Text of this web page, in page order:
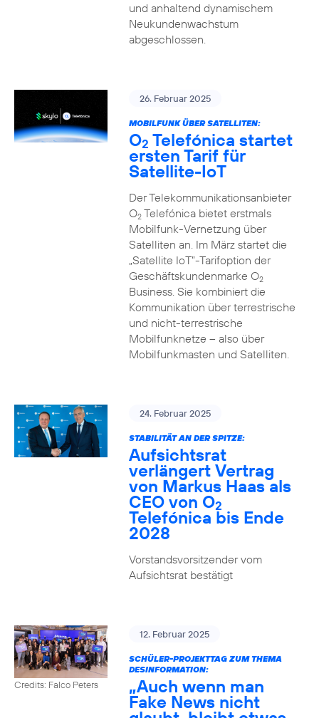
und anhaltend dynamischem
Neukundenwachstum
abgeschlossen.
26. Februar 2025
MOBILFUNK ÜBER SATELLITEN:
O2 Telefónica startet
ersten Tarif für
Satellite-IoT
Der Telekommunikationsanbieter
O2Telefónica bietet erstmals
Mobilfunk-Vernetzung über
Satelliten an. Im März startet die
„Satellite IoT”-Tarifoption der
Geschäftskundenmarke O2
Business. Sie kombiniert die
Kommunikation über terrestrische
und nicht-terrestrische
Mobilfunknetze – also über
Mobilfunkmasten und Satelliten.
24. Februar 2025
STABILITÄT AN DER SPITZE:
Aufsichtsrat
verlängert Vertrag
von Markus Haas als
CEO von O2
Telefónica bis Ende
2028
Vorstandsvorsitzender vom
Aufsichtsrat bestätigt
Credits: Falco Peters
12. Februar 2025
SCHÜLER-PROJEKTTAG ZUM THEMA
DESINFORMATION:
„Auch wenn man
Fake News nicht